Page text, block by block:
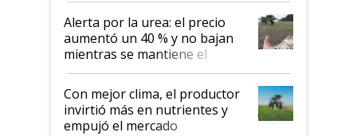
Alerta por la urea: el precio
aumentó un 40 % y no bajan
mientras se mantiene el
conflicto en Medio Oriente
Con mejor clima, el productor
invirtió más en nutrientes y
empujó el mercado